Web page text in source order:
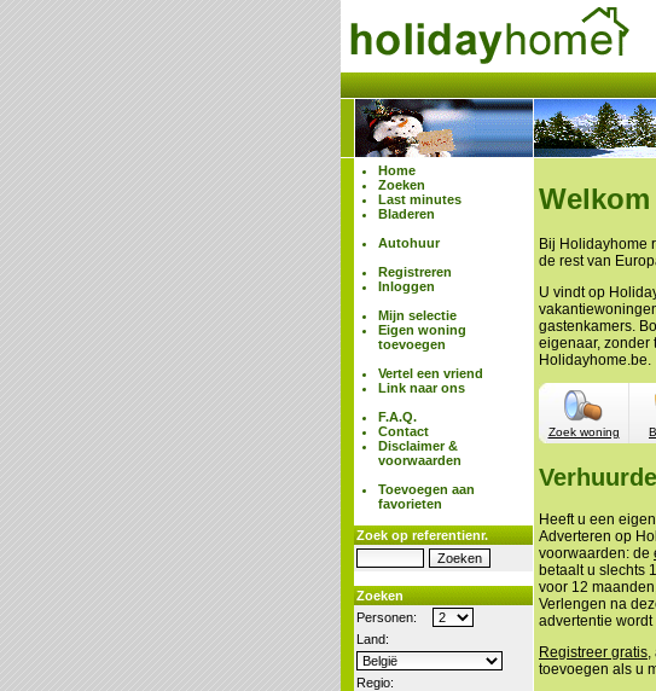
Home
Zoeken
Last minutes
Bladeren
Autohuur
Registreren
Inloggen
Mijn selectie
Eigen woning
toevoegen
Vertel een vriend
Link naar ons
F.A.Q.
Contact
Disclaimer &
voorwaarden
Toevoegen aan
favorieten
Zoek op referentienr.
Zoeken
Personen:
Land:
Regio:
Bij Holidayhome
de rest van
U vindt op
gastenkamers.
eigenaar, zonder
Holidayhome.be.
Zoek woning
Heeft u een
Adverteren op
voorwaarden: de
betaalt u slechts
voor 12
Verlengen na
advertentie
Registreer gratis,
toevoegen als u